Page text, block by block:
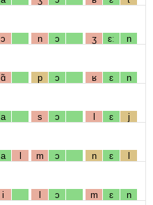
ɔ n ɔ ʒ ɛː n
ɑ̃ p ɔ ʁ ɛ n
a s ɔ l ɛ j
a l m ɔ n ɛ l
i l ɔ m ɛ n